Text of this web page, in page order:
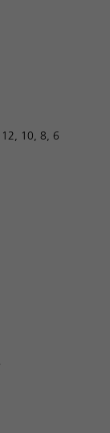
12, 10, 8, 6